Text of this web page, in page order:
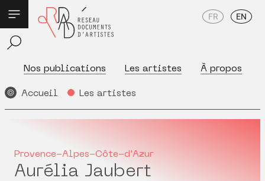
Nos publications Les artistes À propos
FR EN
Accueil Les artistes
Provence-Alpes-Côte-d'Azur
Aurélia Jaubert